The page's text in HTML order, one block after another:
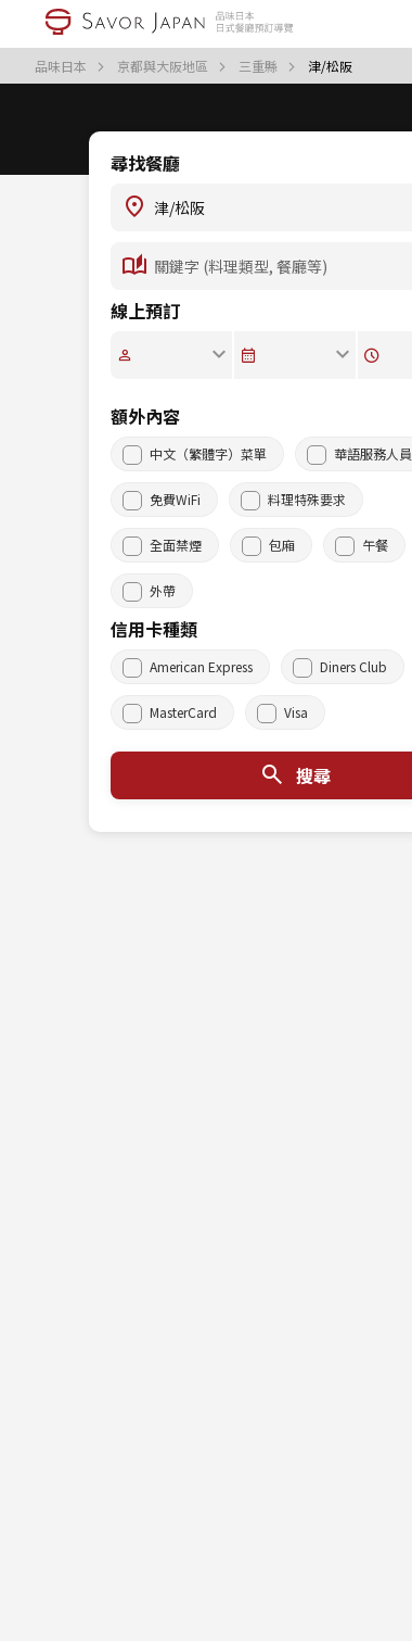
品味日本 京都與大阪地區 三重縣 津/松阪
尋找餐廳
線上預訂
額外內容
中文（繁體字）菜單 華語服務人員
免費WiFi 料理特殊要求
全面禁煙 包廂 午餐
外帶
信用卡種類
American Express Diners Club
MasterCard Visa
搜尋